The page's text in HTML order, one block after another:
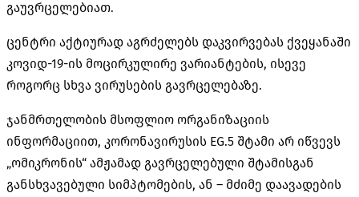
გაუვრცელებიათ.
ცენტრი აქტიურად აგრძელებს დაკვირვებას ქვეყანაში
კოვიდ-19-ის მოცირკულირე ვარიანტების, ისევე
როგორც სხვა ვირუსების გავრცელებაზე.
ჯანმრთელობის მსოფლიო ორგანიზაციის
ინფორმაციით, კორონავირუსის EG.5 შტამი არ იწვევს
„ომიკრონის“ ამჟამად გავრცელებული შტამისგან
განსხვავებული სიმპტომების, ან – მძიმე დაავადების